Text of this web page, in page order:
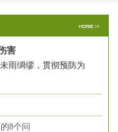
害
雨绸缪，贯彻预防为
8个问